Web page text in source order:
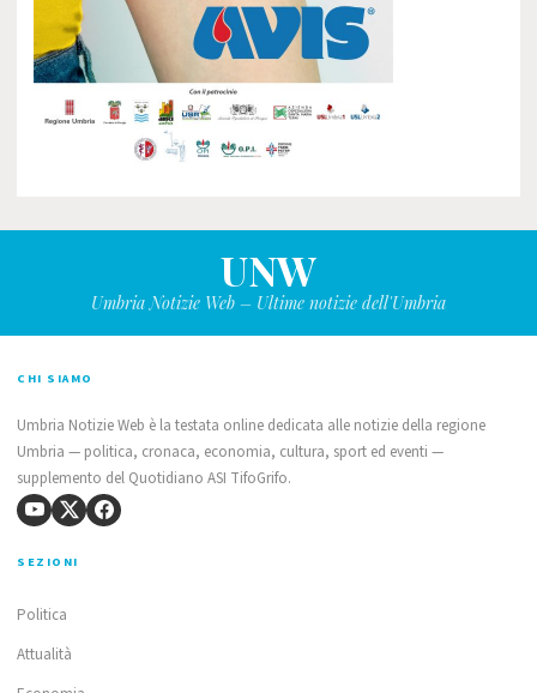
UNW
Umbria Notizie Web – Ultime notizie dell'Umbria
CHI SIAMO
Umbria Notizie Web è la testata online dedicata alle notizie della regione
Umbria — politica, cronaca, economia, cultura, sport ed eventi —
supplemento del Quotidiano ASI TifoGrifo.
SEZIONI
Politica
Attualità